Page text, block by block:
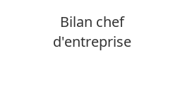
Bilan chef
d'entreprise